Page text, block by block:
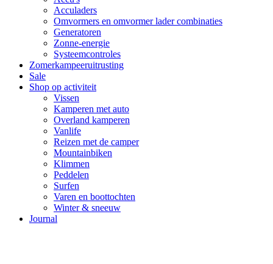
Acculaders
Omvormers en omvormer lader combinaties
Generatoren
Zonne-energie
Systeemcontroles
Zomerkampeeruitrusting
Sale
Shop op activiteit
Vissen
Kamperen met auto
Overland kamperen
Vanlife
Reizen met de camper
Mountainbiken
Klimmen
Peddelen
Surfen
Varen en boottochten
Winter & sneeuw
Journal